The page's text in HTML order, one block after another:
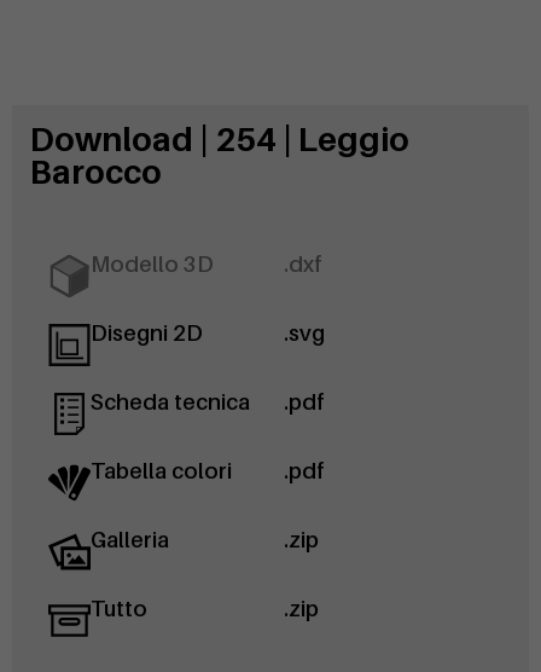
Download | 254 | Leggio
Barocco
Modello 3D .dxf
Disegni 2D .svg
Scheda tecnica .pdf
Tabella colori .pdf
Galleria .zip
Tutto .zip